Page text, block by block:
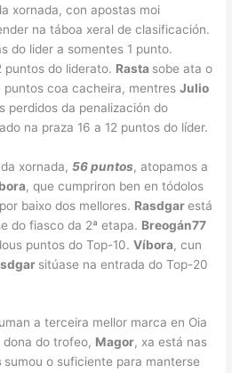
xornada, con apostas moi
na táboa xeral de clasificación.
do lider a somentes 1 punto.
puntos do liderato. Rasta sobe ata o
puntos coa cacheira, mentresJulio
perdidos da penalización do
na praza 16 a 12 puntos do líder.
da xornada,56 puntos, atopamos a
, que cumpriron ben en tódolos
baixo dos mellores. Rasdgarestá
do fiasco da 2ª etapa. Breogán77
puntos do Top-10.Víbora, cun
sitúase na entrada do Top-20
a terceira mellor marca en Oia
dona do trofeo, Magor, xa está nas
sumou o suficiente para manterse